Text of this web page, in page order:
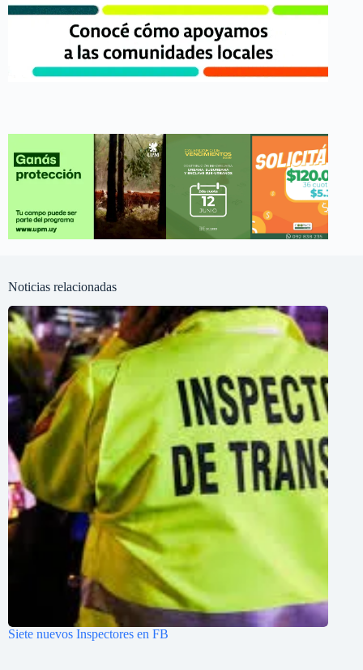
Noticias relacionadas
Siete nuevos Inspectores en FB